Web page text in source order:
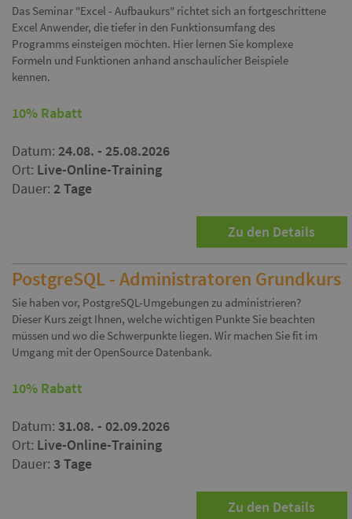
Das Seminar "Excel - Aufbaukurs" richtet sich an fortgeschrittene
Excel Anwender, die tiefer in den Funktionsumfang des
Programms einsteigen möchten. Hier lernen Sie komplexe
Formeln und Funktionen anhand anschaulicher Beispiele
kennen.
10% Rabatt
Datum: 24.08. - 25.08.2026
Ort: Live-Online-Training
Dauer: 2 Tage
Zu den Details
PostgreSQL - Administratoren Grundkurs
Sie haben vor, PostgreSQL-Umgebungen zu administrieren?
Dieser Kurs zeigt Ihnen, welche wichtigen Punkte Sie beachten
müssen und wo die Schwerpunkte liegen. Wir machen Sie fit im
Umgang mit der OpenSource Datenbank.
10% Rabatt
Datum: 31.08. - 02.09.2026
Ort: Live-Online-Training
Dauer: 3 Tage
Zu den Details